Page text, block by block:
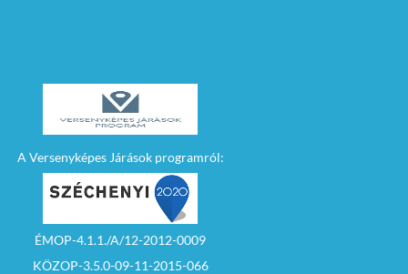
A Versenyképes Járások programról:
ÉMOP-4.1.1./A/12-2012-0009
KÖZOP-3.5.0-09-11-2015-066